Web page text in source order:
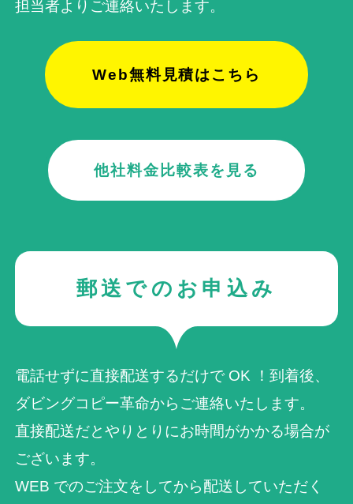
担当者よりご連絡いたします。
Web無料見積はこちら
他社料金比較表を見る
郵送でのお申込み
電話せずに直接配送するだけで OK ！到着後、
ダビングコピー革命からご連絡いたします。
直接配送だとやりとりにお時間がかかる場合が
ございます。
WEB でのご注⽂をしてから配送していただく